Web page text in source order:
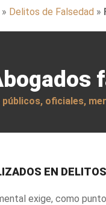
» Delitos de Falsedad »
oficiales,
EN
exige, como